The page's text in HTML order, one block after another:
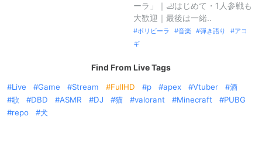
ーラ」｜🦶はじめて・1人参戦も
大歓迎｜最後は一緒..
ボリビーラ 音楽 弾き語り
アコ
ギ
Find From Live Tags
Live Game Stream FullHD p apex Vtuber
酒
歌
DBD ASMR DJ 猫 valorant Minecraft
PUBG
repo
犬